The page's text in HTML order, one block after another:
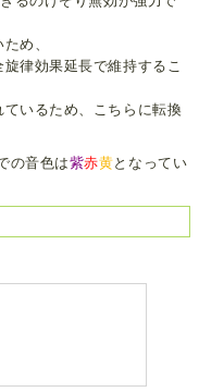
め、
律効果延長で維持するこ
いるため、こちらに転換
の音色は紫赤黄となってい